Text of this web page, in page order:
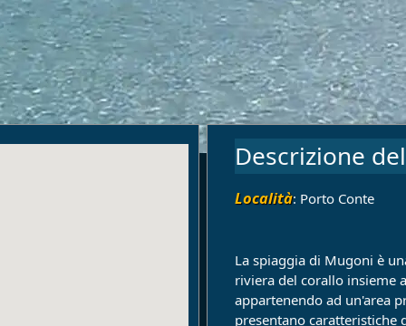
Descrizione
Località: Porto Conte
La spiaggia di Mugoni è
riviera del corallo insieme
appartenendo ad un'area
presentano caratteristiche